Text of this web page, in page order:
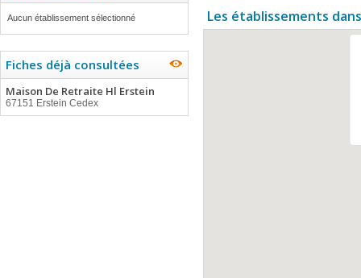
Aucun établissement sélectionné
Fiches déjà consultées
Maison De Retraite Hl Erstein
67151 Erstein Cedex
Les établissements